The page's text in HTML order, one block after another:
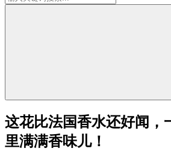
这花比法国香水还好闻，
里满满香味儿！